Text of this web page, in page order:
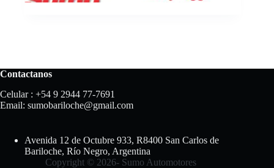
Contactanos
Celular : +54 9 2944 77-7691
Email: sumobariloche@gmail.com
Avenida 12 de Octubre 933, R8400 San Carlos de
Bariloche, Río Negro, Argentina
Copyright © 2026- Sumo Automotores